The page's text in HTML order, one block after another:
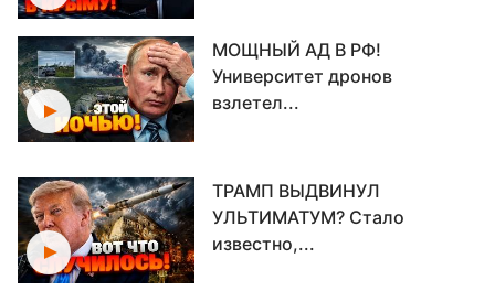
МОЩНЫЙ АД В РФ!
Университет дронов
взлетел...
ТРАМП ВЫДВИНУЛ
УЛЬТИМАТУМ? Стало
известно,...